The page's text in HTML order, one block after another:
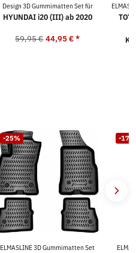
Design 3D Gummimatten Set für
HYUNDAI i20 (III) ab 2020
59,95 € 44,95 €*
-25%
ELMASLINE 3D Gummimatten Set
-17%